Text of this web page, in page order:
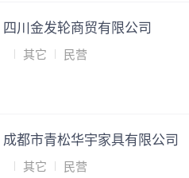
四川金发轮商贸有限公司
其它 民营
成都市青松华宇家具有限公司
其它 民营